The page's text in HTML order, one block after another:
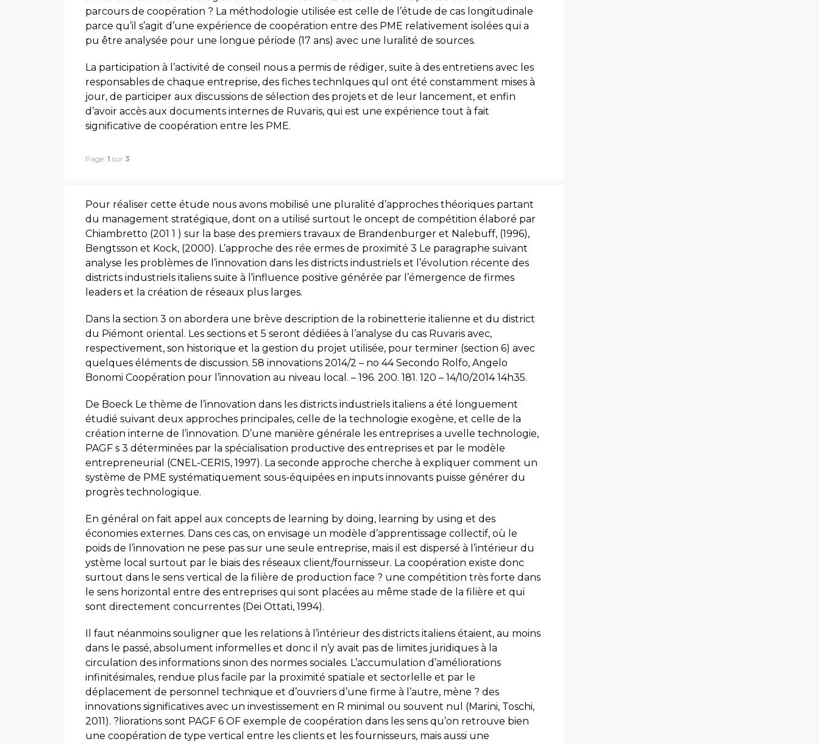
parcours de coopération ? La méthodologie utilisée est celle de l’étude de cas longitudinale
parce qu’il s’agit d’une expérience de coopération entre des PME relativement isolées qui a
pu être analysée pour une longue période (17 ans) avec une luralité de sources.
La participation à l’activité de conseil nous a permis de rédiger, suite à des entretiens avec les
responsables de chaque entreprise, des fiches technlques qul ont été constamment mises à
jour, de participer aux discussions de sélection des projets et de leur lancement, et enfin
d’avoir accès aux documents internes de Ruvaris, qui est une expérience tout à fait
significative de coopération entre les PME.
Page: 1 sur 3
Pour réaliser cette étude nous avons mobilisé une pluralité d’approches théoriques partant
du management stratégique, dont on a utilisé surtout le oncept de compétition élaboré par
Chiambretto (201 1 ) sur la base des premiers travaux de Brandenburger et Nalebuff, (1996),
Bengtsson et Kock, (2000). L’approche des rée ermes de proximité 3 Le paragraphe suivant
analyse les problèmes de l’innovation dans les districts industriels et l’évolution récente des
districts industriels italiens suite à l’influence positive générée par l’émergence de firmes
leaders et la création de réseaux plus larges.
Dans la section 3 on abordera une brève description de la robinetterie italienne et du district
du Piémont oriental. Les sections et 5 seront dédiées à l’analyse du cas Ruvaris avec,
respectivement, son historique et la gestion du projet utilisée, pour terminer (section 6) avec
quelques éléments de discussion. 58 innovations 2014/2 – no 44 Secondo Rolfo, Angelo
Bonomi Coopération pour l’innovation au niveau local. – 196. 200. 181. 120 – 14/10/2014 14h35.
De Boeck Le thème de l’innovation dans les districts industriels italiens a été longuement
étudié suivant deux approches principales, celle de la technologie exogène, et celle de la
création interne de l’innovation. D’une manière générale les entreprises a uvelle technologie,
PAGF s 3 déterminées par la spécialisation productive des entreprises et par le modèle
entrepreneurial (CNEL-CERIS, 1997). La seconde approche cherche à expliquer comment un
système de PME systématiquement sous-équipées en inputs innovants puisse générer du
progrès technologique.
En général on fait appel aux concepts de learning by doing, learning by using et des
économies externes. Dans ces cas, on envisage un modèle d’apprentissage collectif, où le
poids de l’innovation ne pese pas sur une seule entreprise, mais il est dispersé à l’intérieur du
ystème local surtout par le biais des réseaux client/fournisseur. La coopération existe donc
surtout dans le sens vertical de la filière de production face ? une compétition très forte dans
le sens horizontal entre des entreprises qui sont placées au même stade de la filière et qui
sont directement concurrentes (Dei Ottati, 1994).
Il faut néanmoins souligner que les relations à l’intérieur des districts italiens étaient, au moins
dans le passé, absolument informelles et donc il n’y avait pas de limites juridiques à la
circulation des informations sinon des normes sociales. L’accumulation d’améliorations
infinitésimales, rendue plus facile par la proximité spatiale et sectorlelle et par le
déplacement de personnel technique et d’ouvriers d’une firme à l’autre, mène ? des
innovations significatives avec un investissement en R minimal ou souvent nul (Marini, Toschi,
2011). ?liorations sont PAGF 6 OF exemple de coopération dans les sens qu’on retrouve bien
une coopération de type vertical entre les clients et les fournisseurs, mais aussi une